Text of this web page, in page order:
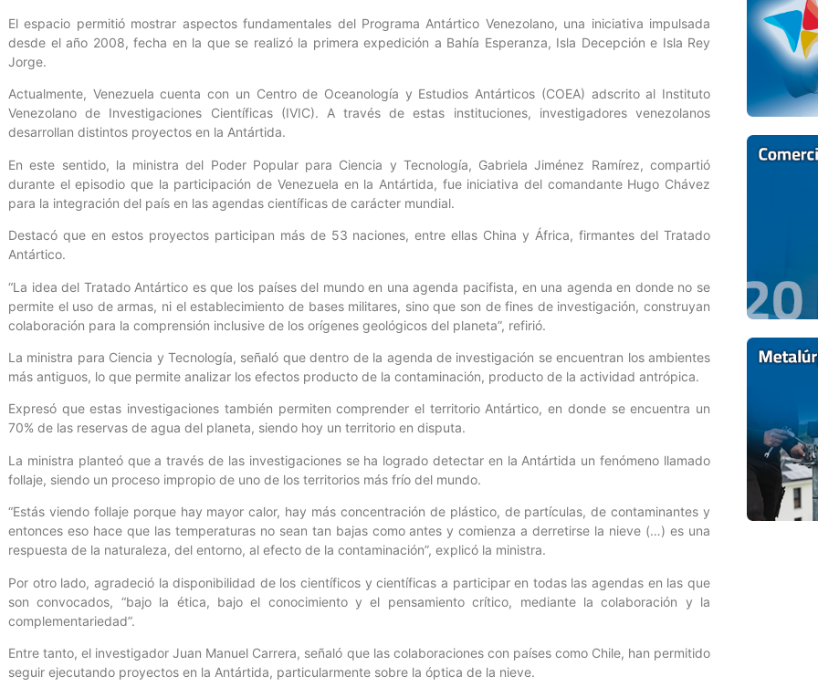
El espacio permitió mostrar aspectos fundamentales del Programa Antártico Venezolano, una iniciativa impulsada
desde el año 2008, fecha en la que se realizó la primera expedición a Bahía Esperanza, Isla Decepción e Isla Rey
Jorge.
Actualmente, Venezuela cuenta con un Centro de Oceanología y Estudios Antárticos (COEA) adscrito al Instituto
Venezolano de Investigaciones Científicas (IVIC). A través de estas instituciones, investigadores venezolanos
desarrollan distintos proyectos en la Antártida.
En este sentido, la ministra del Poder Popular para Ciencia y Tecnología, Gabriela Jiménez Ramírez, compartió
durante el episodio que la participación de Venezuela en la Antártida, fue iniciativa del comandante Hugo Chávez
para la integración del país en las agendas científicas de carácter mundial.
Destacó que en estos proyectos participan más de 53 naciones, entre ellas China y África, firmantes del Tratado
Antártico.
“La idea del Tratado Antártico es que los países del mundo en una agenda pacifista, en una agenda en donde no se
permite el uso de armas, ni el establecimiento de bases militares, sino que son de fines de investigación, construyan
colaboración para la comprensión inclusive de los orígenes geológicos del planeta”, refirió.
La ministra para Ciencia y Tecnología, señaló que dentro de la agenda de investigación se encuentran los ambientes
más antiguos, lo que permite analizar los efectos producto de la contaminación, producto de la actividad antrópica.
Expresó que estas investigaciones también permiten comprender el territorio Antártico, en donde se encuentra un
70% de las reservas de agua del planeta, siendo hoy un territorio en disputa.
La ministra planteó que a través de las investigaciones se ha logrado detectar en la Antártida un fenómeno llamado
follaje, siendo un proceso impropio de uno de los territorios más frío del mundo.
“Estás viendo follaje porque hay mayor calor, hay más concentración de plástico, de partículas, de contaminantes y
entonces eso hace que las temperaturas no sean tan bajas como antes y comienza a derretirse la nieve (…) es una
respuesta de la naturaleza, del entorno, al efecto de la contaminación”, explicó la ministra.
Por otro lado, agradeció la disponibilidad de los científicos y científicas a participar en todas las agendas en las que
son convocados, “bajo la ética, bajo el conocimiento y el pensamiento crítico, mediante la colaboración y la
complementariedad”.
Entre tanto, el investigador Juan Manuel Carrera, señaló que las colaboraciones con países como Chile, han permitido
seguir ejecutando proyectos en la Antártida, particularmente sobre la óptica de la nieve.